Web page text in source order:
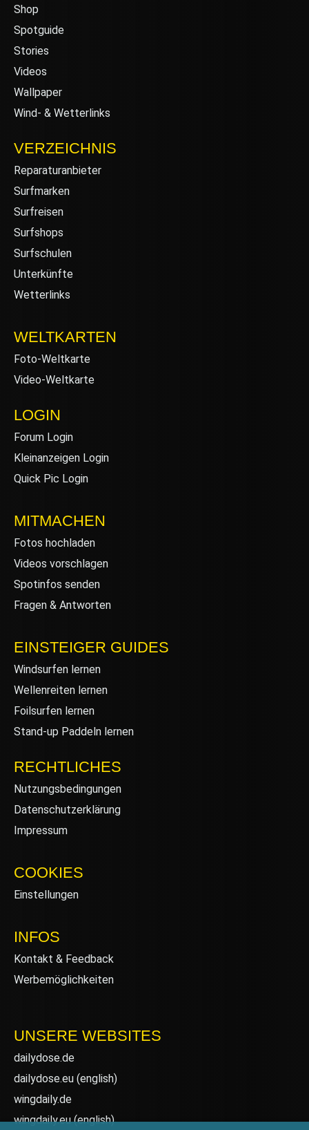
Shop
Spotguide
Stories
Videos
Wallpaper
Wind- & Wetterlinks
VERZEICHNIS
Reparaturanbieter
Surfmarken
Surfreisen
Surfshops
Surfschulen
Unterkünfte
Wetterlinks
WELTKARTEN
Foto-Weltkarte
Video-Weltkarte
LOGIN
Forum Login
Kleinanzeigen Login
Quick Pic Login
MITMACHEN
Fotos hochladen
Videos vorschlagen
Spotinfos senden
Fragen & Antworten
EINSTEIGER GUIDES
Windsurfen lernen
Wellenreiten lernen
Foilsurfen lernen
Stand-up Paddeln lernen
RECHTLICHES
Nutzungsbedingungen
Datenschutzerklärung
Impressum
COOKIES
Einstellungen
INFOS
Kontakt & Feedback
Werbemöglichkeiten
UNSERE WEBSITES
dailydose.de
dailydose.eu (english)
wingdaily.de
wingdaily.eu(english)